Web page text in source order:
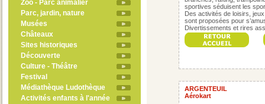
Zoo - Parc animalier
Parc, jardin, nature
Musées
Châteaux
Sites historiques
Découverte
Culture - Théâtre
Festival
Médiathèque Ludothèque
Activités enfants à l'année
sportives séduisent les
Des activités de loisirs,
sont proposées pour
Divertissements et rires
ARGENTEUIL
Aérokart